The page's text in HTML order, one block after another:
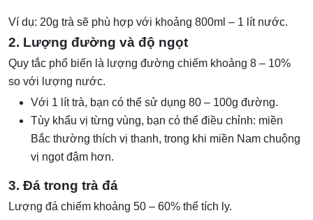
Ví dụ: 20g trà sẽ phù hợp với khoảng 800ml – 1 lít nước.
2. Lượng đường và độ ngọt
Quy tắc phổ biến là lượng đường chiếm khoảng 8 – 10%
so với lượng nước.
Với 1 lít trà, bạn có thể sử dụng 80 – 100g đường.
Tùy khẩu vị từng vùng, bạn có thể điều chỉnh: miền
Bắc thường thích vị thanh, trong khi miền Nam chuộng
vị ngọt đậm hơn.
3. Đá trong trà đá
Lượng đá chiếm khoảng 50 – 60% thể tích ly.